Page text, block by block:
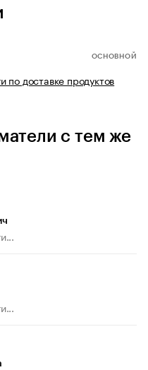
ОСНОВНОЙ
по доставке продуктов
с тем же